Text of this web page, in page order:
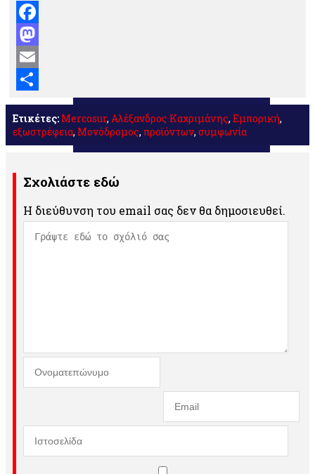
Facebook
Mastodon
Email
Μοιραστείτε
Ετικέτες: Mercosur, Αλέξανδρος Καχριμάνης, Εμπορική,
εξωστρέφεια, Μονόδρομος, προϊόντων, συμφωνία
Σχολιάστε εδώ
Η διεύθυνση του email σας δεν θα δημοσιευθεί.